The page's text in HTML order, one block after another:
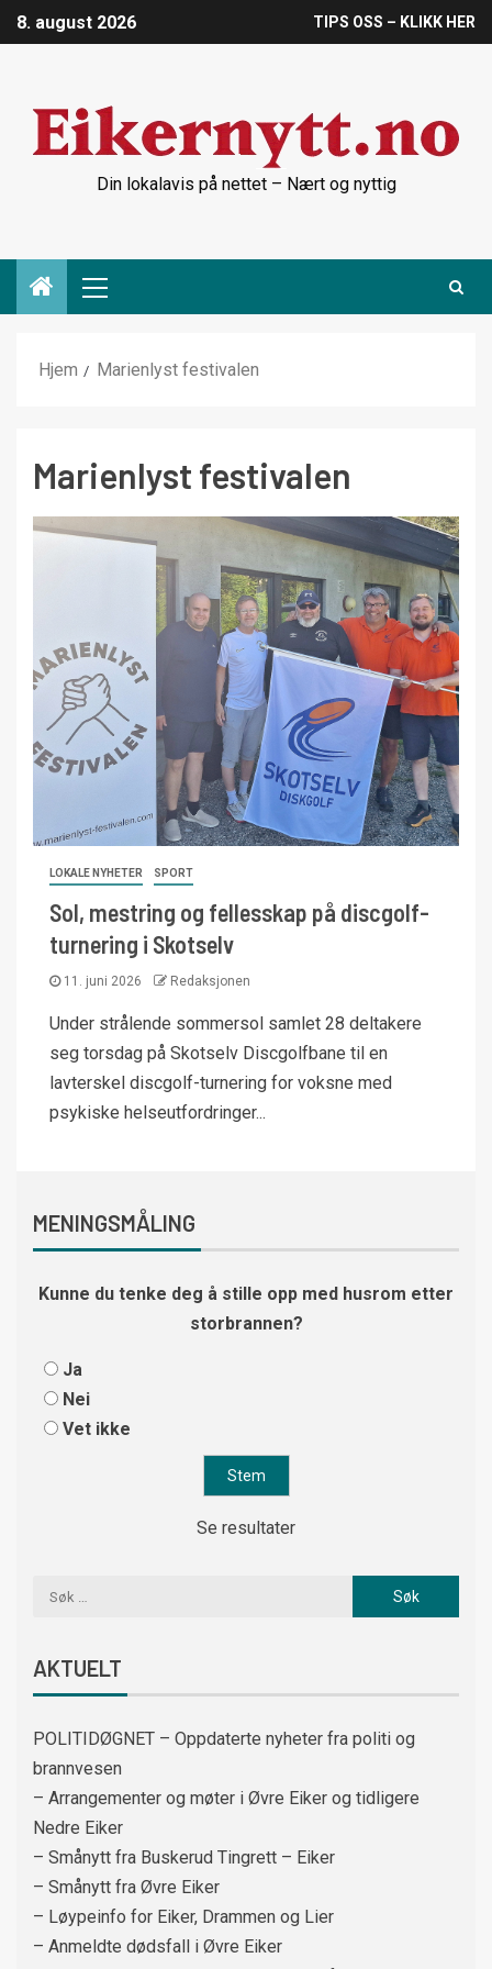
8. august 2026 TIPS OSS – KLIKK HER
Din lokalavis på nettet – Nært og nyttig
Hjem Marienlyst festivalen
Marienlyst festivalen
LOKALE NYHETER SPORT
Sol, mestring og fellesskap på discgolf-
turnering i Skotselv
11. juni 2026 Redaksjonen
Under strålende sommersol samlet 28 deltakere
seg torsdag på Skotselv Discgolfbane til en
lavterskel discgolf-turnering for voksne med
psykiske helseutfordringer...
MENINGSMÅLING
Kunne du tenke deg å stille opp med husrom etter
storbrannen?
Ja
Nei
Vet ikke
Se resultater
AKTUELT
POLITIDØGNET – Oppdaterte nyheter fra politi og
brannvesen
– Arrangementer og møter i Øvre Eiker og tidligere
Nedre Eiker
– Smånytt fra Buskerud Tingrett – Eiker
– Smånytt fra Øvre Eiker
– Løypeinfo for Eiker, Drammen og Lier
– Anmeldte dødsfall i Øvre Eiker